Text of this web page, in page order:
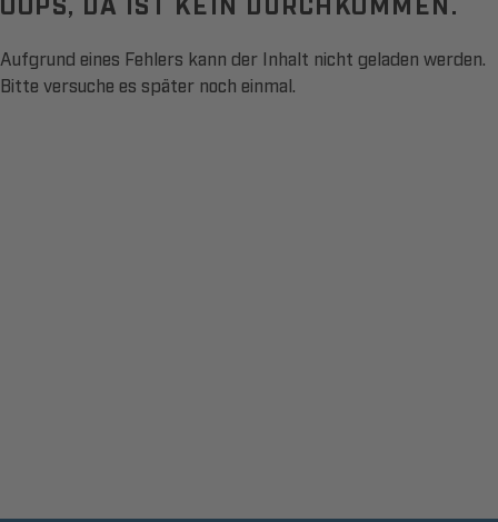
Aufgrund eines Fehlers kann der Inhalt nicht geladen werden.
Bitte versuche es später noch einmal.